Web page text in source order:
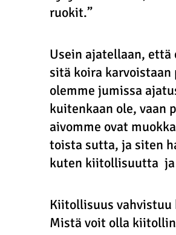
ruokit.”
Usein ajatellaan, että
sitä koira karvoistaan
olemme jumissa
kuitenkaan ole, vaan
aivomme ovat
toista sutta, ja siten
kuten kiitollisuutta
Kiitollisuus
Mistä voit olla